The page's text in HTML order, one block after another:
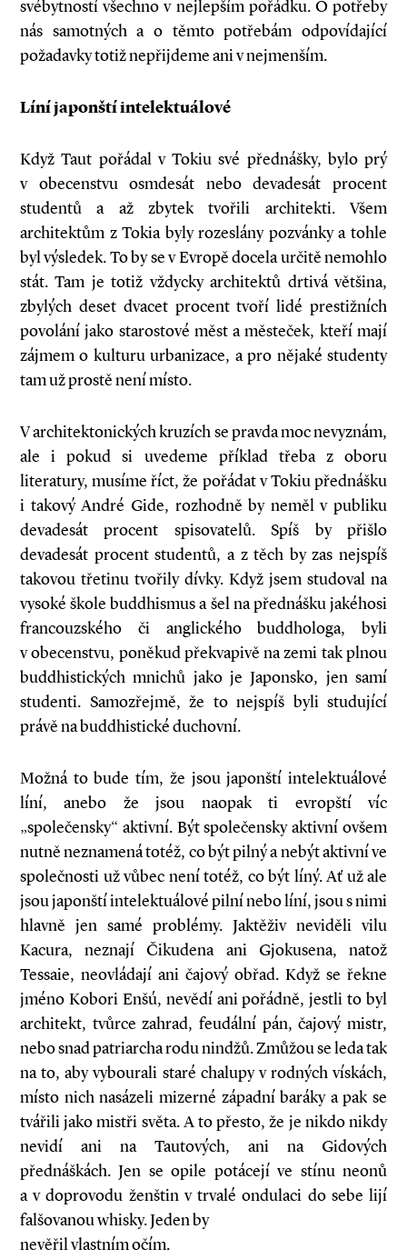
svébytností všechno v nejlepším pořádku. O potřeby
nás samotných a o těmto potřebám odpovídající
požadavky totiž nepřijdeme ani v nejmenším.
Líní japonští intelektuálové
Když Taut pořádal v Tokiu své přednášky, bylo prý
v obecenstvu osmdesát nebo devadesát procent
studentů a až zbytek tvořili architekti. Všem
architektům z Tokia byly rozeslány pozvánky a tohle
byl výsledek. To by se v Evropě docela určitě nemohlo
stát. Tam je totiž vždycky architektů drtivá většina,
zbylých deset dvacet procent tvoří lidé prestižních
povolání jako starostové měst a městeček, kteří mají
zájmem o kulturu urbanizace, a pro nějaké studenty
tam už prostě není místo.
V architektonických kruzích se pravda moc nevyznám,
ale i pokud si uvedeme pří­klad třeba z oboru
literatury, musíme říct, že pořádat v Tokiu přednášku
i takový André Gide, rozhodně by neměl v publiku
devadesát procent spisovatelů. Spíš by přišlo
devadesát procent studentů, a z těch by zas nejspíš
takovou třetinu tvořily dívky. Když jsem studoval na
vysoké škole buddhismus a šel na přednášku jakéhosi
francouzského či anglického buddhologa, byli
v obecenstvu, poněkud překvapivě na zemi tak plnou
buddhistických mnichů jako je Japonsko, jen samí
studenti. Samozřejmě, že to nejspíš byli studující
právě na buddhistické duchovní.
Možná to bude tím, že jsou japonští intelektuálové
líní, anebo že jsou naopak ti evropští víc
„společensky“ aktivní. Být společensky aktivní ovšem
nutně neznamená totéž, co být pilný a nebýt aktivní ve
společnosti už vůbec není totéž, co být líný. Ať už ale
jsou japonští intelektuálové pilní nebo líní, jsou s nimi
hlavně jen samé problémy. Jaktěživ neviděli vilu
Kacura, neznají Čikudena ani Gjokusena, natož
Tessaie, neovládají ani čajový obřad. Když se řekne
jméno Kobori Enšú, nevědí ani pořádně, jestli to byl
architekt, tvůrce zahrad, feudální pán, čajový mistr,
nebo snad patriarcha rodu nindžů. Zmůžou se leda tak
na to, aby vybourali staré chalupy v rodných vískách,
místo nich nasázeli mizerné západní baráky a pak se
tvářili jako mistři světa. A to přesto, že je nikdo nikdy
nevidí ani na Tautových, ani na Gidových
přednáškách. Jen se opile potácejí ve stínu neonů
a v doprovodu ženštin v trvalé ondulaci do sebe lijí
falšovanou whisky. Jeden by
nevěřil vlastním očím.